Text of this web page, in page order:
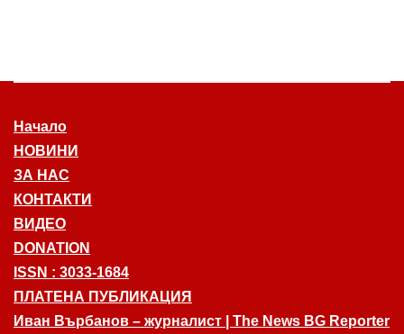
Начало
НОВИНИ
ЗА НАС
КОНТАКТИ
ВИДЕО
DONATION
ISSN : 3033-1684
ПЛАТЕНА ПУБЛИКАЦИЯ
Иван Върбанов – журналист | The News BG Reporter